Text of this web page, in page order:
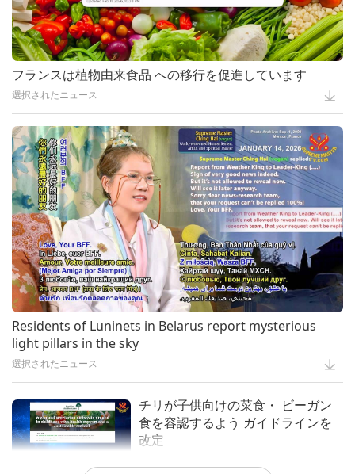
21:38
Increasing Frequency of World
Disasters Part 1 of 3
プラネットアース：愛のわが家
16:55
Water: A Precious Resource for
Life on Earth, Part 1 of 2
プラネットアース：愛のわが家
3:14
政府は経営者の移行を支援すべき-
畜産業をグリーン農業に置き換える
重要なメッセージ
1:02
スプリームマスター チンハイの言葉
22:07
Keeping Faith and Hope During
芸術と霊性
3:38
ベジになって エコを実践 地球を救
おう全3回の３回
ビーガンになろう
IPCC Special Report on Climate
Change and Land – Heralding a
Plant-Powered Global Food
1:44
常習的薬物の節制と治療による利益
ビーガン料理番組
Smoky Tempeh Bacon
便利なヒント
23:07
ビーガン料理と芸術を組み合わせ
る：ハイキングの為の韓国のフュー
ジョン料理 前編
ビーガン料理番組
15:39
多様な西洋シンガポールビーガンフ
ュージョン料理 全二回の後編ービ
ーガンチリクラッブパスタとビーガ
ンもち米カスタードプディング
ビーガン料理番組
20:05
炊飯器レシピ後編ービーガンオート
ミール粥濃厚ビーガン ピリ辛ポテ
トパンケーキとチーズたっぷりビー
ガンラザニア
28:26
地球に関する古代の預言シリーズ：
黄金時代の予言パート２２３― 道
(タオ)の大聖人マスター老子(ビーガ
ン)の再来についての予言
地球に関する古代の預言シリーズ
20:43
地球に関する古代の預言シリーズ：
黄金時代の予言パート１７７―終末
時の救世主に関する イスラム教の
預言
地球に関する古代の預言シリーズ
31:55
予言 パート２９７ーイエス キリス
ト(菜食者)の予言：終末の苦難と再
臨を
イエス・キリストの再臨
17:06
地球に関する古代の預言シリーズ：
黄金時代の予言パート１７４―真の
者)の予言
地球に関する古代の預言シリーズ
黄金時代の予言パート150―愛の教
フランスは植物由来食品 への移行を促進しています
選択されたニュース
Residents of Luninets in Belarus report mysterious
light pillars in the sky
選択されたニュース
チリが子供向けの菜食・ ビーガン
食を容認するよう ガイドラインを
改定